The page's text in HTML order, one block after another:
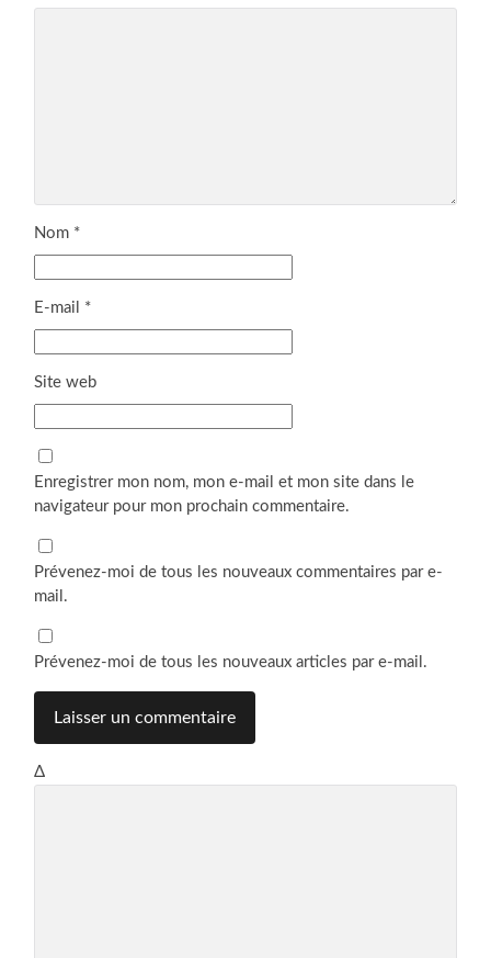
Nom *
E-mail *
Site web
Enregistrer mon nom, mon e-mail et mon site dans le
navigateur pour mon prochain commentaire.
Prévenez-moi de tous les nouveaux commentaires par e-
mail.
Prévenez-moi de tous les nouveaux articles par e-mail.
Δ